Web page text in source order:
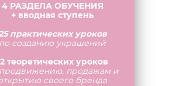
4 РАЗДЕЛА ОБУЧЕНИЯ
+ вводная ступень
практических уроков
по созданию украшений
теоретических уроков
продажам и
своего бренда